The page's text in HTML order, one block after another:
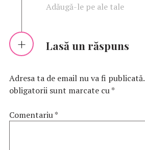
Adăugă-le pe ale tale
Lasă un răspuns
Adresa ta de email nu va fi publicată.
obligatorii sunt marcate cu*
Comentariu*